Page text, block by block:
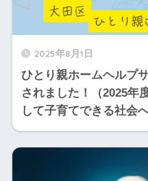
2025年8月1日
ひとり親ホームヘルプ
されました！（2025年
して子育てできる社会